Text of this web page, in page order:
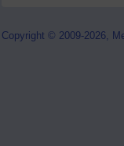
Copyright © 2009-2026,